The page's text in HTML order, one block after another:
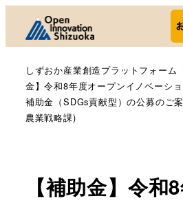
しずおか産業創造プラットフォーム
金】令和8年度オープンイノベーシ
補助金（SDGs貢献型）の公募のご
農業戦略課)
【補助金】令和